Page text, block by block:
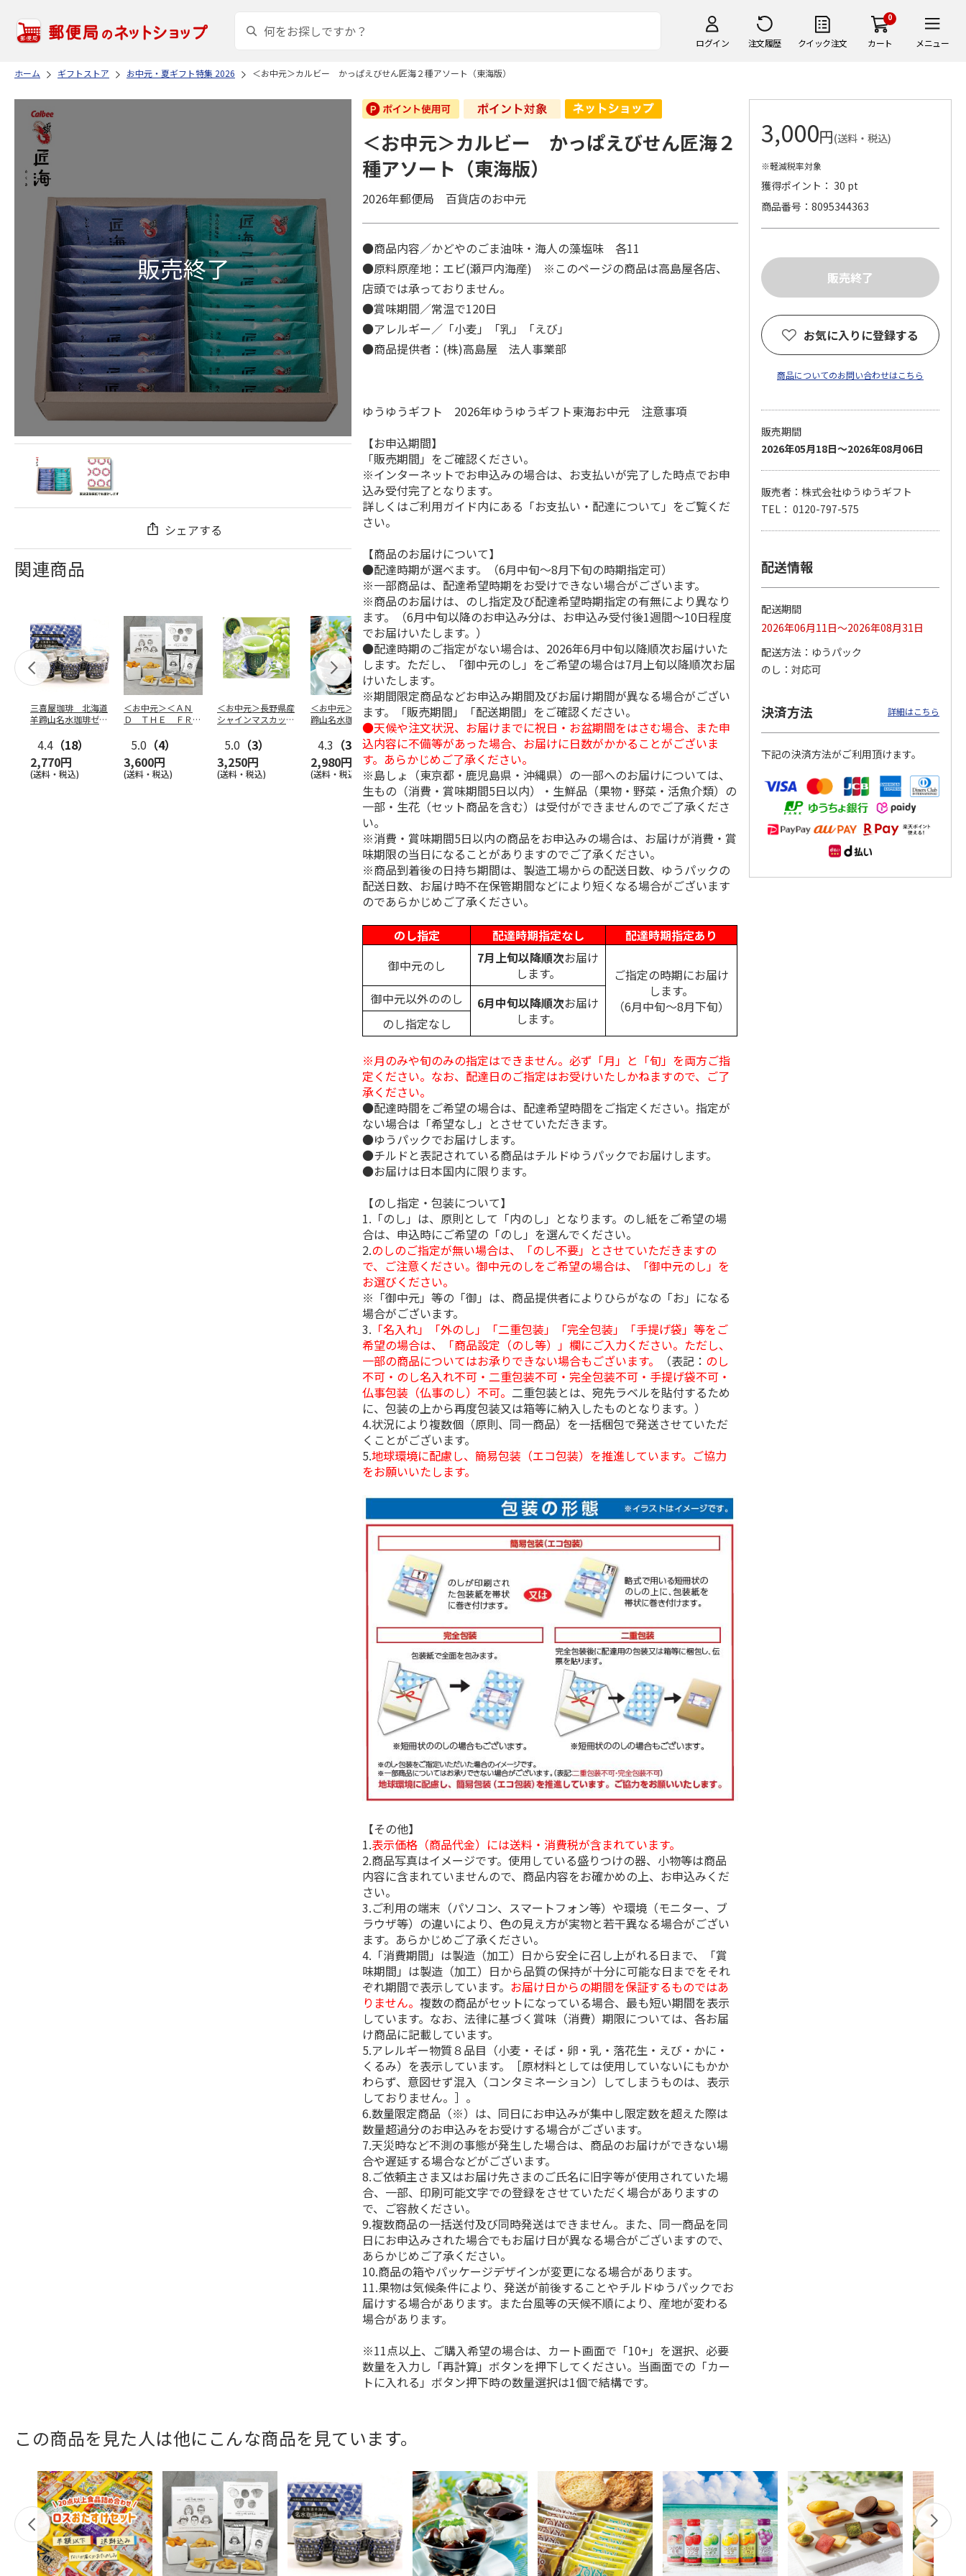
ログイン 注文履歴 クイック注文
0
カート メニュー
ホーム ギフトストア お中元・夏ギフト特集 2026 ＜お中元＞カルビー かっぱえびせん匠海２種アソート（東海版）
シェアする
関連商品
三喜屋珈琲 北海道
羊蹄山名水珈琲ゼリ
4.4 （18）
2,770円
(送料・税込)
＜お中元＞＜ＡＮ
Ｄ ＴＨＥ ＦＲＩ
ト５種
…
5.0 （4）
3,600円
(送料・税込)
＜お中元＞長野県産
シャインマスカット
5.0 （3）
3,250円
(送料・税込)
＜お中元＞北海道羊
蹄山名水珈琲ゼリー
4.3 （3）
2,980円
(送料・税込)
＜お中元＞＜ひとと
え＞３層デザートジ
ュレパフェ～国産フ
ルー…
4.7（10）
2,980円
(送料・税込)
＜お中元＞＜銀座千
疋屋＞銀座ゼリー９
個
5.0 （5）
3,240円
(送料・税込)
バンホーテン「チョ
コレートシロップポ
ーション」
30g×21…
(送料・税込)
＜沼津深海プリン工
プリンセット
(送料・税込)
【冷凍】三國シェフ
推奨 2種のブリュレ
6個セット(クレー…
4,320円
＜お中元＞＜ねんり
ん家＞夏限定 ひと
くちバーム詰合せ
3,980円
(送料・税込)
＜お中元＞カルビー かっぱえびせん匠海２
種アソート（東海版）
2026年郵便局 百貨店のお中元
●商品内容／かどやのごま油味・海人の藻塩味 各11
●原料原産地：エビ(瀬戸内海産) ※このページの商品は高島屋各店、
店頭では承っておりません。
●賞味期間／常温で120日
●アレルギー／「小麦」「乳」「えび」
●商品提供者：(株)高島屋 法人事業部
ゆうゆうギフト 2026年ゆうゆうギフト東海お中元 注意事項
【お申込期間】
「販売期間」をご確認ください。
※インターネットでお申込みの場合は、お支払いが完了した時点でお申
込み受付完了となります。
詳しくはご利用ガイド内にある「お支払い・配達について」をご覧くだ
さい。
【商品のお届けについて】
●配達時期が選べます。（6月中旬～8月下旬の時期指定可）
※一部商品は、配達希望時期をお受けできない場合がございます。
※商品のお届けは、のし指定及び配達希望時期指定の有無により異なり
ます。（6月中旬以降のお申込み分は、お申込み受付後1週間～10日程度
でお届けいたします。）
●配達時期のご指定がない場合は、2026年6月中旬以降順次お届けいた
します。ただし、「御中元のし」をご希望の場合は7月上旬以降順次お届
けいたします。
※期間限定商品などお申込み期間及びお届け期間が異なる場合がござい
ます。「販売期間」「配送期間」をご確認ください。
●天候や注文状況、お届けまでに祝日・お盆期間をはさむ場合、また申
込内容に不備等があった場合、お届けに日数がかかることがございま
す。あらかじめご了承ください。
※島しょ（東京都・鹿児島県・沖縄県）の一部へのお届けについては、
生もの（消費・賞味期間5日以内）・生鮮品（果物・野菜・活魚介類）の
一部・生花（セット商品を含む）は受付ができませんのでご了承くださ
い。
※消費・賞味期間5日以内の商品をお申込みの場合は、お届けが消費・賞
味期限の当日になることがありますのでご了承ください。
※商品到着後の日持ち期間は、製造工場からの配送日数、ゆうパックの
配送日数、お届け時不在保管期間などにより短くなる場合がございます
のであらかじめご了承ください。
のし指定
配達時期指定なし
配達時期指定あり
御中元のし
7月上旬以降順次お届け
します。
ご指定の時期にお届け
します。
（6月中旬～8月下旬）
御中元以外ののし 6月中旬以降順次お届け
します。
のし指定なし
※月のみや旬のみの指定はできません。必ず「月」と「旬」を両方ご指
定ください。なお、配達日のご指定はお受けいたしかねますので、ご了
承ください。
●配達時間をご希望の場合は、配達希望時間をご指定ください。指定が
ない場合は「希望なし」とさせていただきます。
●ゆうパックでお届けします。
●チルドと表記されている商品はチルドゆうパックでお届けします。
●お届けは日本国内に限ります。
【のし指定・包装について】
1.「のし」は、原則として「内のし」となります。のし紙をご希望の場
合は、申込時にご希望の「のし」を選んでください。
2.のしのご指定が無い場合は、「のし不要」とさせていただきますの
で、ご注意ください。御中元のしをご希望の場合は、「御中元のし」を
お選びください。
※「御中元」等の「御」は、商品提供者によりひらがなの「お」になる
場合がございます。
3. 「名入れ」「外のし」「二重包装」「完全包装」「手提げ袋」等をご
希望の場合は、「商品設定（のし等）」欄にご入力ください。ただし、
一部の商品についてはお承りできない場合もございます。
（表記： のし
不可・のし名入れ不可・二重包装不可・完全包装不可・手提げ袋不可・
仏事包装（仏事のし）不可。 二重包装とは、宛先ラベルを貼付するため
に、包装の上から再度包装又は箱等に納入したものとなります。）
4.状況により複数個（原則、同一商品）を一括梱包で発送させていただ
くことがございます。
5.地球環境に配慮し、簡易包装（エコ包装）を推進しています。ご協力
をお願いいたします。
【その他】
1.表示価格（商品代金）には送料・消費税が含まれています。
2.商品写真はイメージです。使用している盛りつけの器、小物等は商品
内容に含まれていませんので、商品内容をお確かめの上、お申込みくだ
さい。
3.ご利用の端末（パソコン、スマートフォン等）や環境（モニター、ブ
ラウザ等）の違いにより、色の見え方が実物と若干異なる場合がござい
ます。あらかじめご了承ください。
4.「消費期間」は製造（加工）日から安全に召し上がれる日まで、「賞
味期間」は製造（加工）日から品質の保持が十分に可能な日までをそれ
ぞれ期間で表示しています。 お届け日からの期間を保証するものではあ
りません。複数の商品がセットになっている場合、最も短い期間を表示
しています。なお、法律に基づく賞味（消費）期限については、各お届
け商品に記載しています。
5.アレルギー物質８品目（小麦・そば・卵・乳・落花生・えび・かに・
くるみ）を表示しています。［原材料としては使用していないにもかか
わらず、意図せず混入（コンタミネーション）してしまうものは、表示
しておりません。］。
6.数量限定商品（※）は、同日にお申込みが集中し限定数を超えた際は
数量超過分のお申込みをお受けする場合がございます。
7.天災時など不測の事態が発生した場合は、商品のお届けができない場
合や遅延する場合などがございます。
8.ご依頼主さま又はお届け先さまのご氏名に旧字等が使用されていた場
合、一部、印刷可能文字での登録をさせていただく場合がありますの
で、ご容赦ください。
9.複数商品の一括送付及び同時発送はできません。また、同一商品を同
日にお申込みされた場合でもお届け日が異なる場合がございますので、
あらかじめご了承ください。
10.商品の箱やパッケージデザインが変更になる場合があります。
11.果物は気候条件により、発送が前後することやチルドゆうパックでお
届けする場合があります。また台風等の天候不順により、産地が変わる
場合があります。
※11点以上、ご購入希望の場合は、カート画面で「10+」を選択、必要
数量を入力し「再計算」ボタンを押下してください。当画面での「カー
トに入れる」ボタン押下時の数量選択は1個で結構です。
3,000円(送料・税込)
※軽減税率対象
獲得ポイント： 30 pt
商品番号
8095344363
お気に入りに登録する
商品についてのお問い合わせはこちら
販売期間
2026年05月18日～2026年08月06日
販売者：株式会社ゆうゆうギフト
TEL： 0120-797-575
配送情報
配送期間
2026年06月11日～2026年08月31日
配送方法
ゆうパック
のし
対応可
決済方法 詳細はこちら
下記の決済方法がご利用頂けます。
この商品を見た人は他にこんな商品を見ています。